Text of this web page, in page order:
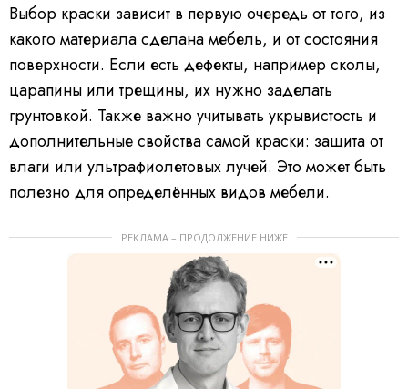
Выбор краски зависит в первую очередь от того, из
какого материала сделана мебель, и от состояния
поверхности. Если есть дефекты, например сколы,
царапины или трещины, их нужно заделать
грунтовкой. Также важно учитывать укрывистость и
дополнительные свойства самой краски: защита от
влаги или ультрафиолетовых лучей. Это может быть
полезно для определённых видов мебели.
РЕКЛАМА – ПРОДОЛЖЕНИЕ НИЖЕ